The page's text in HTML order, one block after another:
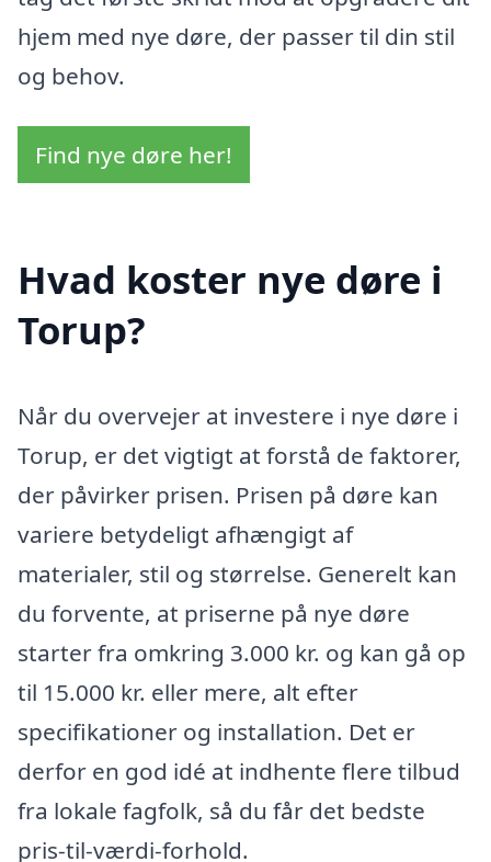
hjem med nye døre, der passer til din stil
og behov.
Find nye døre her!
Hvad koster nye døre i
Torup?
Når du overvejer at investere i nye døre i
Torup, er det vigtigt at forstå de faktorer,
der påvirker prisen. Prisen på døre kan
variere betydeligt afhængigt af
materialer, stil og størrelse. Generelt kan
du forvente, at priserne på nye døre
starter fra omkring 3.000 kr. og kan gå op
til 15.000 kr. eller mere, alt efter
specifikationer og installation. Det er
derfor en god idé at indhente flere tilbud
fra lokale fagfolk, så du får det bedste
pris-til-værdi-forhold.